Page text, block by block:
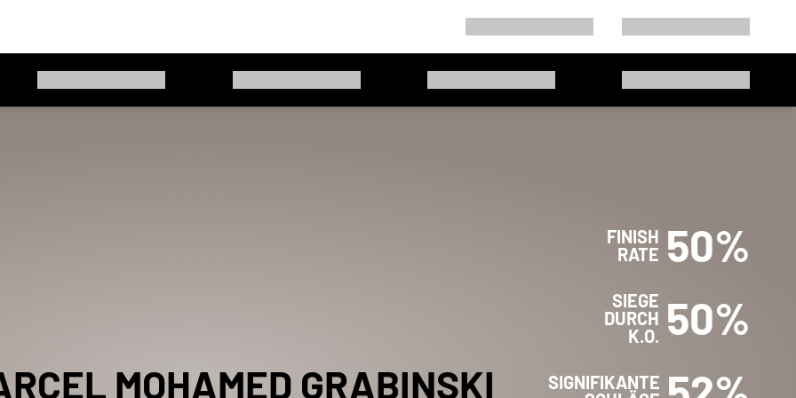
MOHAMED GRABINSKI
FINISH
RATE 50%
SIEGE
DURCH
K.O. 50%
SIGNIFIKANTE